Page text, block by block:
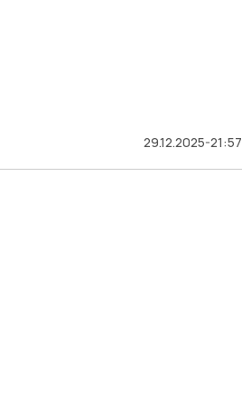
29.12.2025-21:57